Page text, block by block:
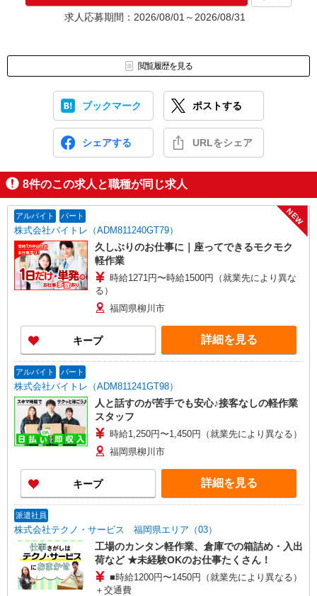
★入社前に配属先が決定する場合もございます。
いずれの場合も、入社された時点で給与が発生します。（当社規
株式会社テクノ・サービス 佐賀営業所
〒840-0801 佐賀県佐賀市駅前中央1-10-37 佐賀駅前センタービ
求人応募期間：2026/08/01～2026/08/31
閲覧履歴を見る
ブックマーク ポストする
シェアする URLをシェア
8件のこの求人と職種が同じ求人
アルバイト パート
株式会社バイトレ（ADM811240GT79）
NEW
久しぶりのお仕事に｜座ってできるモクモク
軽作業
時給1271円〜時給1500円（就業先により異な
る）
福岡県柳川市
キープ 詳細を見る
アルバイト パート
株式会社バイトレ（ADM811241GT98）
人と話すのが苦手でも安心♪接客なしの軽作業
スタッフ
時給1,250円〜1,450円（就業先により異なる）
福岡県柳川市
キープ 詳細を見る
派遣社員
株式会社テクノ・サービス 福岡県エリア（03）
工場のカンタン軽作業、倉庫での箱詰め・入出
荷など ★未経験OKのお仕事たくさん！
■時給1200円〜1450円（就業先により異なる）
＋交通費